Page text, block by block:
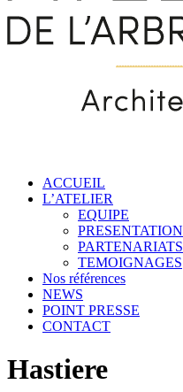
ACCUEIL
L’ATELIER
EQUIPE
PRESENTATION
PARTENARIATS
TEMOIGNAGES
Nos références
NEWS
POINT PRESSE
CONTACT
Hastiere